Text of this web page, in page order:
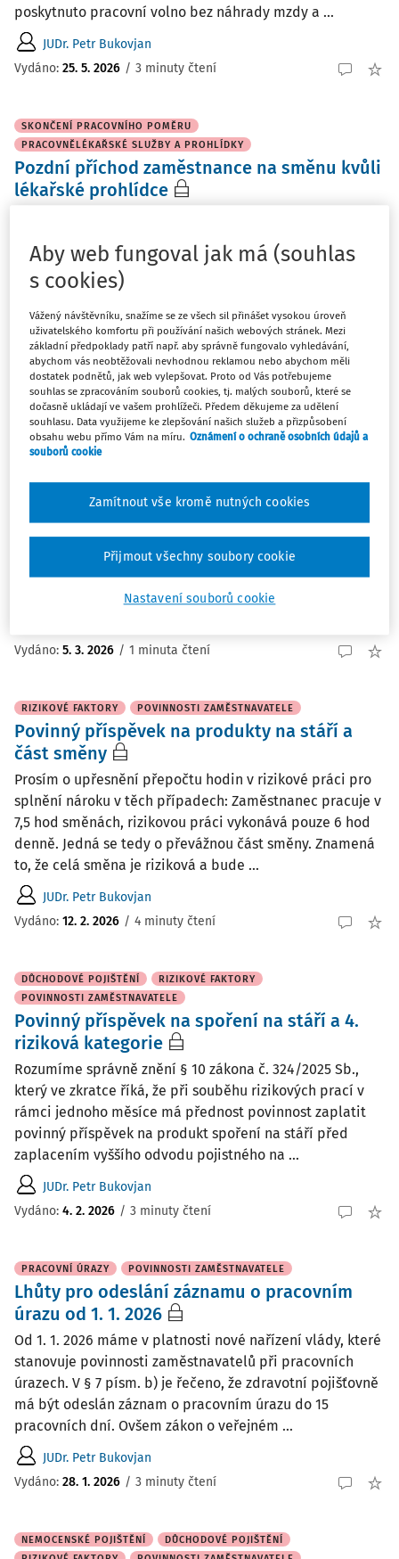
poskytnuto pracovní volno bez náhrady mzdy a ...
JUDr. Petr Bukovjan
Vydáno: 25. 5. 2026 / 3 minuty čtení
SKONČENÍ PRACOVNÍHO POMĚRU
PRACOVNĚLÉKAŘSKÉ SLUŽBY A PROHLÍDKY
Pozdní příchod zaměstnance na směnu kvůli
lékařské prohlídce
hod. dle rozvrhu (40 hod./týdně). Dne 15. 4. 2026 jsem mu
oproti podpisu předala žádost na preventivní prohlídku
Ing. Růžena Klímová
Vydáno:7. 5. 2026 / 3 minuty čtení
PRACOVNĚLÉKAŘSKÉ SLUŽBY A PROHLÍDKY
Odvolání proti lékařskému posudku o
pracovní způsobilosti
Zaměstnanec byl vyslán po dlouhodobé pracovní
neschopnosti na mimořádnou prohlídku. Lékař mu
podmínkou – bez fyzické zátěže a noční práce“.
Zdůrazňuji, že zaměstnanec vykonává fyzickou práci na
Vydáno: 5. 3. 2026 / 1 minuta čtení
RIZIKOVÉ FAKTORY POVINNOSTI ZAMĚSTNAVATELE
Povinný příspěvek na produkty na stáří a
část směny
Prosím o upřesnění přepočtu hodin v rizikové práci pro
splnění nároku v těch případech: Zaměstnanec pracuje v
7,5 hod směnách, rizikovou práci vykonává pouze 6 hod
denně. Jedná se tedy o převážnou část směny. Znamená
to, že celá směna je riziková a bude ...
JUDr. Petr Bukovjan
Vydáno: 12. 2. 2026 / 4 minuty čtení
DŮCHODOVÉ POJIŠTĚNÍ
RIZIKOVÉ FAKTORY
POVINNOSTI ZAMĚSTNAVATELE
Povinný příspěvek na spoření na stáří a 4.
riziková kategorie
Rozumíme správně znění § 10 zákona č. 324/2025 Sb.,
který ve zkratce říká, že při souběhu rizikových prací v
rámci jednoho měsíce má přednost povinnost zaplatit
povinný příspěvek na produkt spoření na stáří před
zaplacením vyššího odvodu pojistného na ...
JUDr. Petr Bukovjan
Vydáno: 4. 2. 2026 / 3 minuty čtení
PRACOVNÍ ÚRAZY POVINNOSTI ZAMĚSTNAVATELE
Lhůty pro odeslání záznamu o pracovním
úrazu od 1. 1. 2026
Od 1. 1. 2026 máme v platnosti nové nařízení vlády, které
stanovuje povinnosti zaměstnavatelů při pracovních
úrazech. V § 7 písm. b) je řečeno, že zdravotní pojišťovně
má být odeslán záznam o pracovním úrazu do 15
pracovních dní. Ovšem zákon o veřejném ...
JUDr. Petr Bukovjan
Vydáno: 28. 1. 2026 / 3 minuty čtení
NEMOCENSKÉ POJIŠTĚNÍ
DŮCHODOVÉ POJIŠTĚNÍ
Aby web fungoval jak má (souhlas
s cookies)
Vážený návštěvníku, snažíme se ze všech sil přinášet vysokou úroveň
uživatelského komfortu při používání našich webových stránek. Mezi
základní předpoklady patří např. aby správně fungovalo vyhledávání,
abychom vás neobtěžovali nevhodnou reklamou nebo abychom měli
dostatek podnětů, jak web vylepšovat. Proto od Vás potřebujeme
souhlas se zpracováním souborů cookies, tj. malých souborů, které se
dočasně ukládají ve vašem prohlížeči. Předem děkujeme za udělení
souhlasu. Data využijeme ke zlepšování našich služeb a přizpůsobení
obsahu webu přímo Vám na míru. Oznámení o ochraně osobních údajů a
souborů cookie
Nastavení souborů cookie
Zamítnout vše kromě nutných cookies
Přijmout všechny soubory cookie